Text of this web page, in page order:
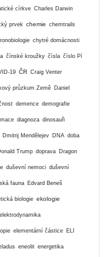
církve Charles Darwin
prvek chemie chemtrails
chytré domácnosti
čínské kroužky čísla číslo Pí
19 ČR Craig Venter
průzkum Země Daniel
demence demografie
diagnoza dinosauři
Dmitrij Mendělejev DNA doba
Trump doprava Dragon
duševní nemoci duševní
fauna Edvard Beneš
biologie ekologie
elektrodynamika
elementární částice ELI
eneolit energetika